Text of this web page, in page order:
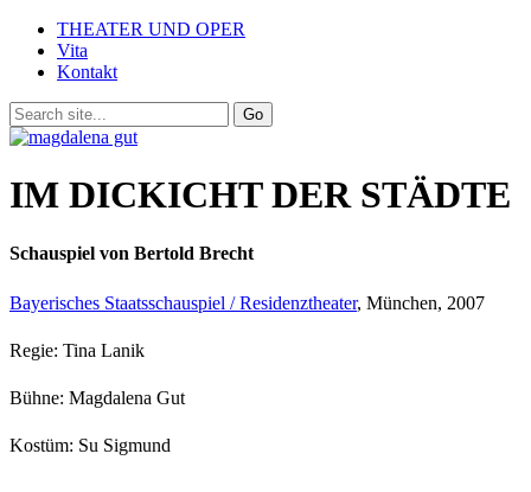
THEATER UND OPER
Vita
Kontakt
IM DICKICHT DER STÄDTE
Schauspiel von Bertold Brecht
Bayerisches Staatsschauspiel / Residenztheater, München, 2007
Regie: Tina Lanik
Bühne: Magdalena Gut
Kostüm: Su Sigmund